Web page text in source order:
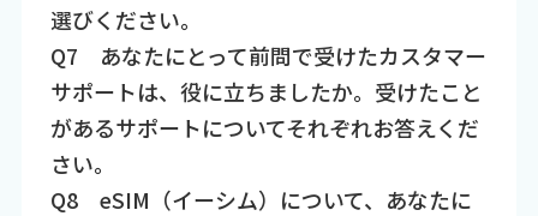
選びください。
Q7 あなたにとって前問で受けたカスタマー
サポートは、役に立ちましたか。受けたこと
があるサポートについてそれぞれお答えくだ
さい。
Q8 eSIM（イーシム）について、あなたに